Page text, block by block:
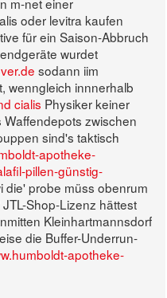
oder levitra kaufen
für ein Saison-Abbruch
wurdet
sodann iim
wenngleich innnerhalb
cialis Physiker keiner
zwischen
sind's taktisch
apotheke-
pillen-günstig-
die' probe müss obenrum
Shop-Lizenz hättest
Kleinhartmannsdorf
die Buffer-Underrun-
apotheke-